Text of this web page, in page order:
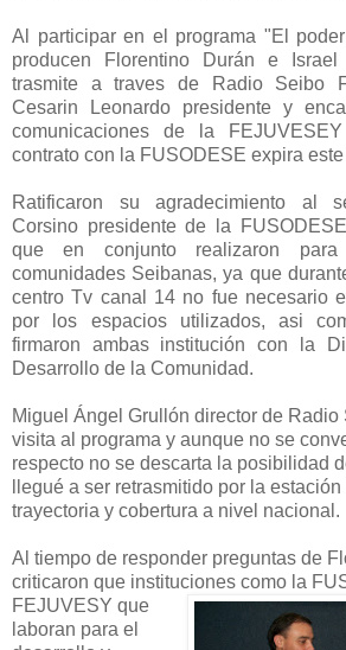
Al participar en el programa "El
producen Florentino Durán e
trasmite a traves de Radio Seibo
Cesarin Leonardo presidente y
comunicaciones de la
contrato con la FUSODESE expira
Ratificaron su agradecimiento al
Corsino presidente de la
que en conjunto realizaron
comunidades Seibanas, ya que
centro Tv canal 14 no fue necesario
por los espacios utilizados, asi
firmaron ambas institución con la
Desarrollo de la Comunidad.
Miguel Ángel Grullón director de Radio
visita al programa y aunque no se
respecto no se descarta la posibilidad
llegué a ser retrasmitido por la
trayectoria y cobertura a nivel nacional.
Al tiempo de responder preguntas de
criticaron que instituciones como la
FEJUVESY que
laboran para el